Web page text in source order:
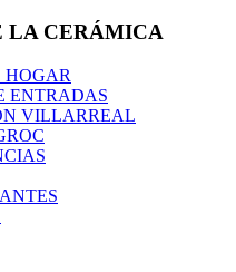
LA CERÁMICA
HOGAR
ENTRADAS
VILLARREAL